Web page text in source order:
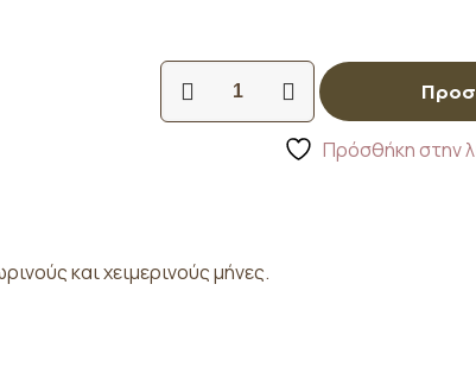
Βρεφικά
τερλίκια
λευκό
Πρόσθήκη στην
και χειμερινούς μήνες.